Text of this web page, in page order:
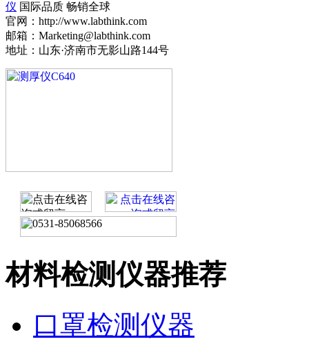
仪 国际品质 畅销全球
官网：http://www.labthink.com
邮箱：Marketing@labthink.com
地址：山东·济南市无影山路144号
材料检测仪器推荐
口罩检测仪器